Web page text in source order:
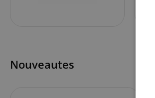
Nouveautes